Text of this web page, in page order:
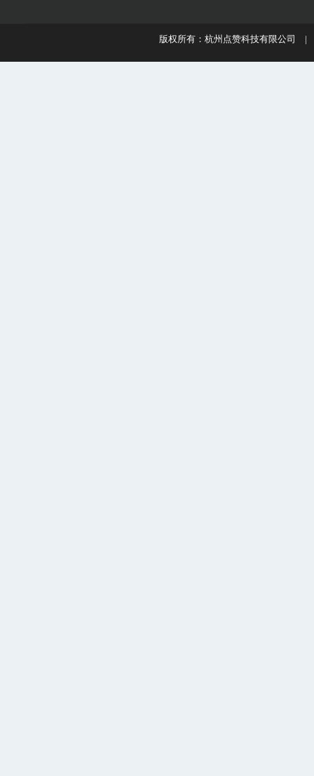
版权所有：杭州点赞科技有限公司